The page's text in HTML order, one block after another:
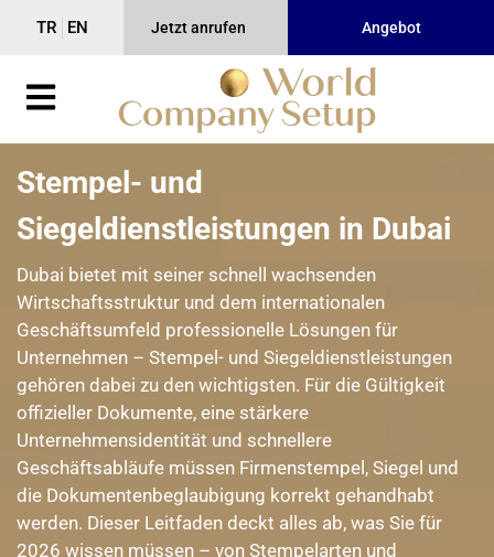
TR EN Jetzt anrufen Angebot
Stempel- und
Siegeldienstleistungen in Dubai
Dubai bietet mit seiner schnell wachsenden
Wirtschaftsstruktur und dem internationalen
Geschäftsumfeld professionelle Lösungen für
Unternehmen – Stempel- und Siegeldienstleistungen
gehören dabei zu den wichtigsten. Für die Gültigkeit
offizieller Dokumente, eine stärkere
Unternehmensidentität und schnellere
Geschäftsabläufe müssen Firmenstempel, Siegel und
die Dokumentenbeglaubigung korrekt gehandhabt
werden. Dieser Leitfaden deckt alles ab, was Sie für
2026 wissen müssen – von Stempelarten und